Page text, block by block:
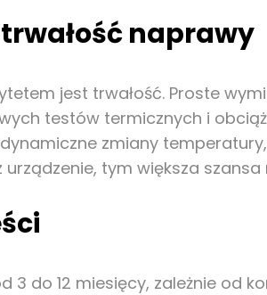
naprawy
jest trwałość. Proste
testów termicznych i
zmiany
tym większa
3 do 12 miesięcy, zależnie